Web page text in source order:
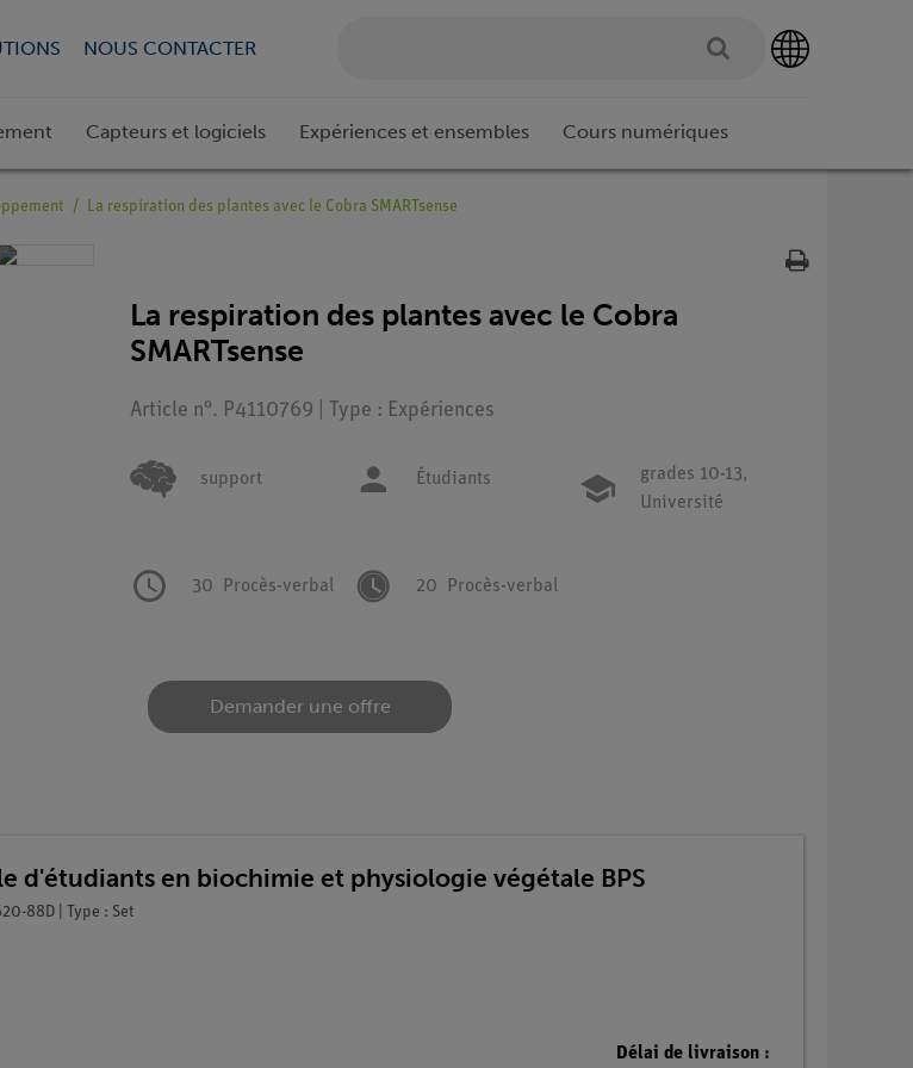
NOUS CONTACTER
Capteurs et logiciels Expériences et ensembles Cours numériques
La respiration des plantes avec le Cobra SMARTsense
La respiration des plantes avec le Cobra
SMARTsense
Article n°. P4110769 | Type : Expériences
support Étudiants
grades 10-13,
Université
30 Procès-verbal 20 Procès-verbal
Demander une offre
d'étudiants en biochimie et physiologie végétale BPS
88D | Type : Set
Délai de livraison :